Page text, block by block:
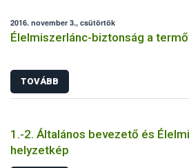
2016. november 3., csütörtök
Élelmiszerlánc-biztonság a
TOVÁBB
1.-2. Általános bevezető és
helyzetkép